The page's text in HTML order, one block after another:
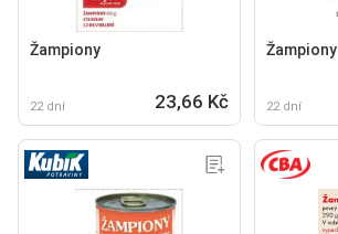
Žampiony
22 dní 23,66 Kč
Žampiony
22 dní